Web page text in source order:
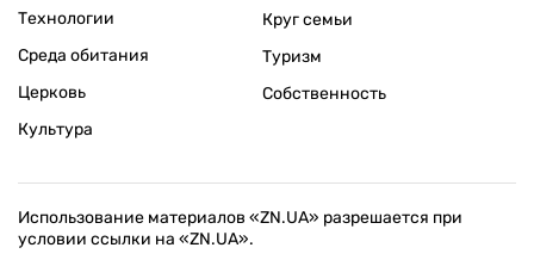
Технологии
Среда обитания
Церковь
Культура
Круг семьи
Туризм
Собственность
Использование материалов «ZN.UA» разрешается при
условии ссылки на «ZN.UA».